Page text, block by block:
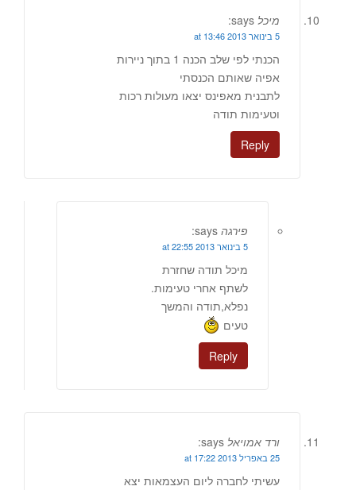
מיכל says:
5 בינואר 2013 at 13:46
הכנתי לפי שלב הכנה 1 בתוך ניירות
אפיה שאותם הכנסתי
לתבנית מאפינס יצאו מעולות רכות
וטעימות תודה
Reply
פירגה says:
5 בינואר 2013 at 22:55
מיכל תודה שחזרת
לשתף אחרי טעימות.
נפלא,תודה והמשך
טעים
Reply
ורד אמויאל says:
25 באפריל 2013 at 17:22
עשיתי לחברה ליום העצמאות יצא